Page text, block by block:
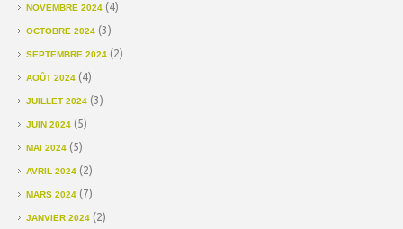
NOVEMBRE 2024 (4)
OCTOBRE 2024 (3)
SEPTEMBRE 2024 (2)
AOÛT 2024 (4)
JUILLET 2024 (3)
JUIN 2024 (5)
MAI 2024 (5)
AVRIL 2024 (2)
MARS 2024 (7)
JANVIER 2024 (2)